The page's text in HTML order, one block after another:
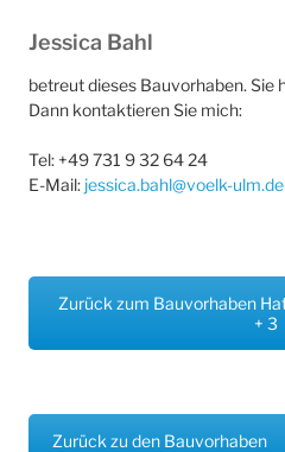
Jessica Bahl
betreut dieses Bauvorhaben. Sie
Dann kontaktieren Sie mich:
Tel: +49 731 9 32 64 24
E-Mail: jessica.bahl@voelk-ulm.de
Zurück zum Bauvorhaben
+ 3
Zurück zu den Bauvorhaben